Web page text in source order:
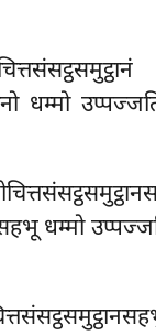
धम्मो
धम्मो